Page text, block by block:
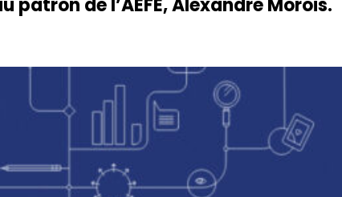
de l’AEFE, Alexandre Morois.